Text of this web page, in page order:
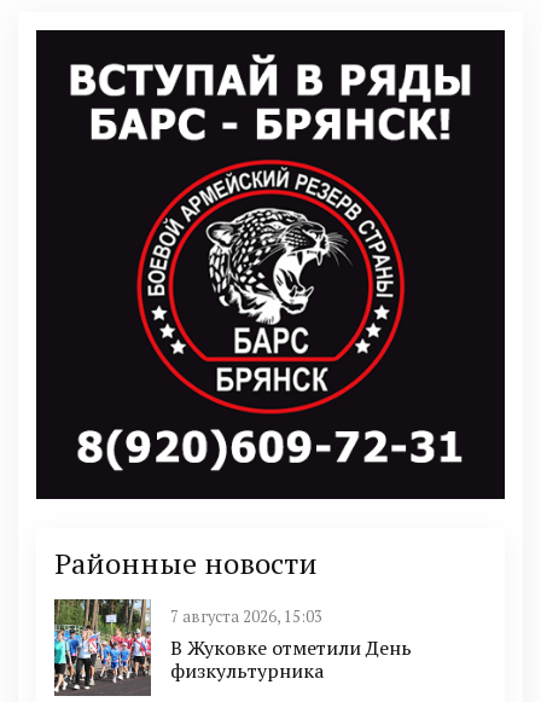
Районные новости
7 августа 2026, 15:03
В Жуковке отметили День
физкультурника